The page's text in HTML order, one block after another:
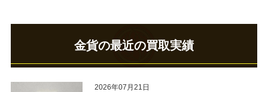
金貨の最近の買取実績
2026年07月21日